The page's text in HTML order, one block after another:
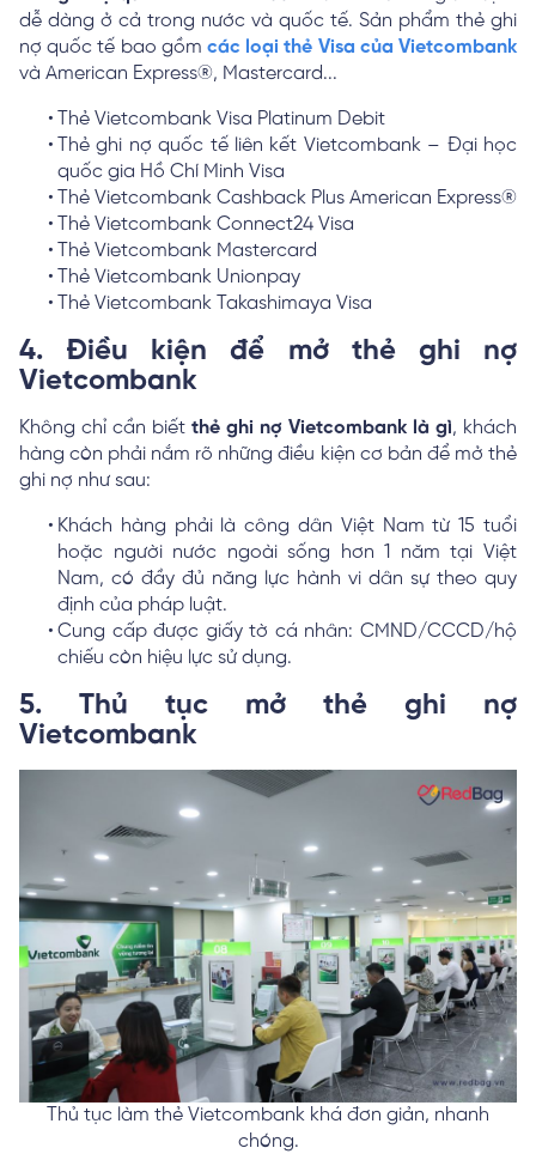
dễ dàng ở cả trong nước và quốc tế. Sản phẩm thẻ ghi
nợ quốc tế bao gồm các loại thẻ Visa của Vietcombank
và American Express®, Mastercard...
Thẻ Vietcombank Visa Platinum Debit
Thẻ ghi nợ quốc tế liên kết Vietcombank – Đại học
quốc gia Hồ Chí Minh Visa
Thẻ Vietcombank Cashback Plus American Express®
Thẻ Vietcombank Connect24 Visa
Thẻ Vietcombank Mastercard
Thẻ Vietcombank Unionpay
Thẻ Vietcombank Takashimaya Visa
4. Điều kiện để mở thẻ ghi nợ
Vietcombank
Không chỉ cần biết thẻ ghi nợ Vietcombank là gì, khách
hàng còn phải nắm rõ những điều kiện cơ bản để mở thẻ
ghi nợ như sau:
Khách hàng phải là công dân Việt Nam từ 15 tuổi
hoặc người nước ngoài sống hơn 1 năm tại Việt
Nam, có đầy đủ năng lực hành vi dân sự theo quy
định của pháp luật.
Cung cấp được giấy tờ cá nhân: CMND/CCCD/hộ
chiếu còn hiệu lực sử dụng.
5. Thủ tục mở thẻ ghi nợ
Vietcombank
Thủ tục làm thẻ Vietcombank khá đơn giản, nhanh
chóng.